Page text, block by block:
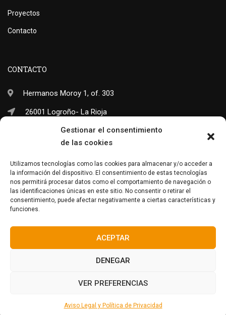
Gestionar el consentimiento
de las cookies
Utilizamos tecnologías como las cookies para almacenar y/o acceder a
la información del dispositivo. El consentimiento de estas tecnologías
nos permitirá procesar datos como el comportamiento de navegación o
las identificaciones únicas en este sitio. No consentir o retirar el
consentimiento, puede afectar negativamente a ciertas características y
funciones.
ACEPTAR
DENEGAR
VER PREFERENCIAS
Aviso Legal y Política de Privacidad
Proyectos
Contacto
CONTACTO
Hermanos Moroy 1, of. 303
26001 Logroño- La Rioja
(+34) 941 703 245
FacebookTwitterInstagram
Política ambiental
Política menores